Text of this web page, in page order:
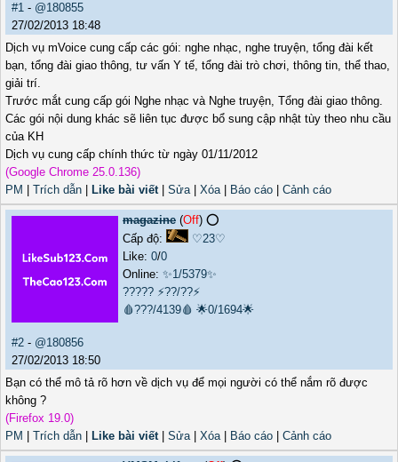
#1 - @180855
27/02/2013 18:48
Dịch vụ mVoice cung cấp các gói: nghe nhạc, nghe truyện, tổng đài kết
bạn, tổng đài giao thông, tư vấn Y tế, tổng đài trò chơi, thông tin, thể thao,
giải trí.
Trước mắt cung cấp gói Nghe nhạc và Nghe truyện, Tổng đài giao thông.
Các gói nội dung khác sẽ liên tục được bổ sung cập nhật tùy theo nhu cầu
của KH
Dịch vụ cung cấp chính thức từ ngày 01/11/2012
(Google Chrome 25.0.136)
PM
Trích dẫn Like bài viết| Sửa| Xóa| Báo cáo Cảnh cáo
magazine (Off) ⭕️
Cấp độ:
♡23♡
Like: 0/0
Online: ✨1/5379✨
????? ⚡??/??⚡
🩸???/4139🩸 🌟0/1694🌟
#2 - @180856
27/02/2013 18:50
Bạn có thể mô tả rõ hơn về dịch vụ để mọi người có thể nắm rõ được
không ?
(Firefox 19.0)
PM
Trích dẫn Like bài viết| Sửa| Xóa| Báo cáo Cảnh cáo